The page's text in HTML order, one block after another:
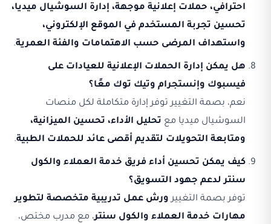
احترافي، حملات إعلانية موجهة، إدارة السوشيال ميديا،
تحسين تجربة المستخدم في الموقع الإلكتروني،
واستهداف المرضى حسب الاهتمامات والفئة العمرية.
هل يمكن إدارة الحملات الإعلانية للعيادات على
فيسبوك وإنستجرام وتيك توك معًا؟
نعم، بصمة التغيير توفر إدارة متكاملة لكل منصات
السوشيال ميديا معتحليل الأداء، تحسين الميزانية،
ومتابعة التحويلات لتقديم أقصى عائد للحملات الطبية.
كيف يمكن تحسين أداء فريق خدمة العملاء والكول
سنتر لدعم جهود التسويق؟
توفر بصمة التغييرورش عمل تدريبية متخصصة لتطوير
مهارات خدمة العملاء والكول سنتر، مع مدرب مختص،